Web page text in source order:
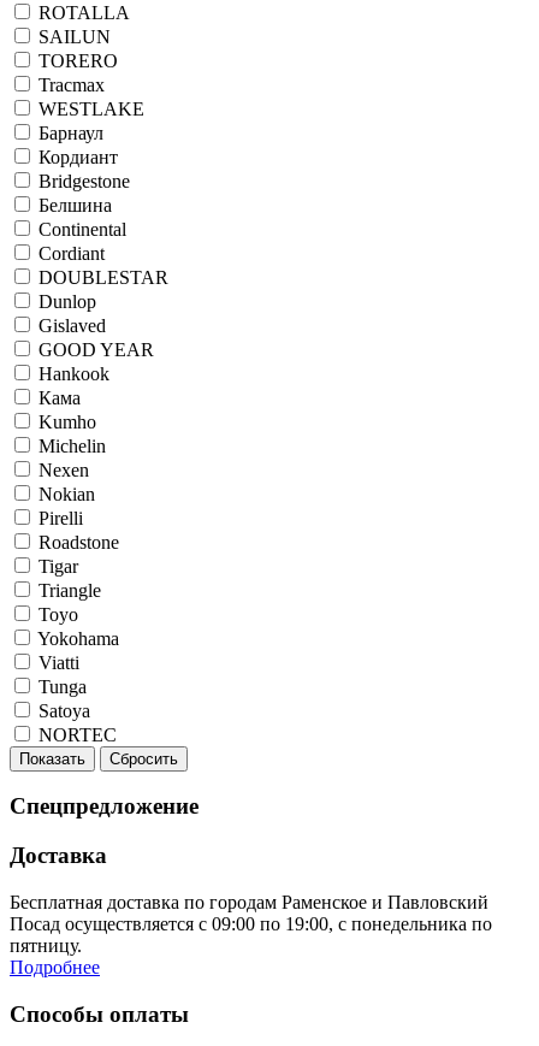
ROTALLA
SAILUN
TORERO
Tracmax
WESTLAKE
Барнаул
Кордиант
Bridgestone
Белшина
Continental
Cordiant
DOUBLESTAR
Dunlop
Gislaved
GOOD YEAR
Hankook
Кама
Kumho
Michelin
Nexen
Nokian
Pirelli
Roadstone
Tigar
Triangle
Toyo
Yokohama
Viatti
Tunga
Satoya
NORTEC
Показать Сбросить
Спецпредложение
Доставка
Бесплатная доставка по городам Раменское и Павловский
Посад осуществляется с 09:00 по 19:00, с понедельника по
пятницу.
Подробнее
Способы оплаты